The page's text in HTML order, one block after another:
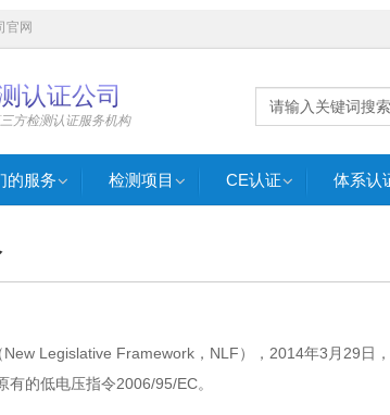
官网
认证公司
方检测认证服务机构
的服务 检测项目 CE认证 体系认
Legislative Framework，NLF），2014年3月29日
的低电压指令2006/95/EC。